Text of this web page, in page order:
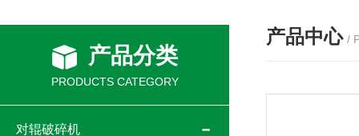
产品中心 /
产品分类
PRODUCTS CATEGORY
对辊破碎机